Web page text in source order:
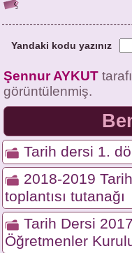
Yandaki kodu yazınız
Şennur AYKUT
görüntülenmiş.
Tarih dersi 1.
2018-2019
toplantısı tutanağı
Tarih Dersi
Öğretmenler